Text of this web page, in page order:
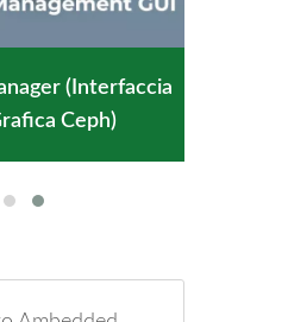
(interfaccia
Ceph)